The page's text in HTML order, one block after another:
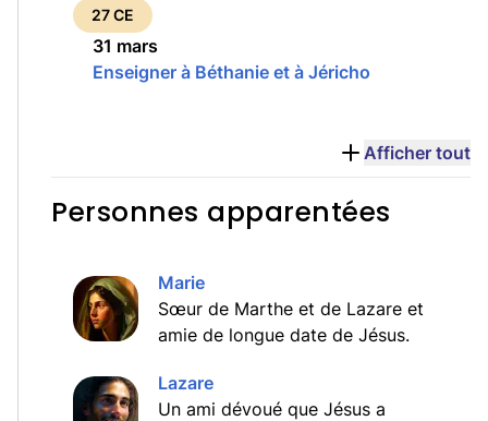
27 CE
31 mars
Enseigner à Béthanie et à Jéricho
Afficher tout
Personnes apparentées
Marie
Sœur de Marthe et de Lazare et
amie de longue date de Jésus.
Lazare
Un ami dévoué que Jésus a